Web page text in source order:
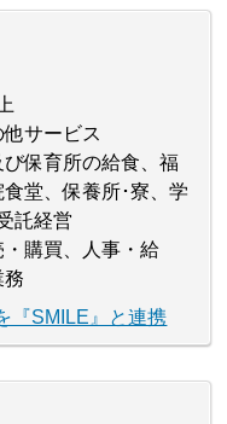
サービス
保育所の給食、福
堂、保養所･寮、学
託経営
購買、人事・給
務
『SMILE』と連携